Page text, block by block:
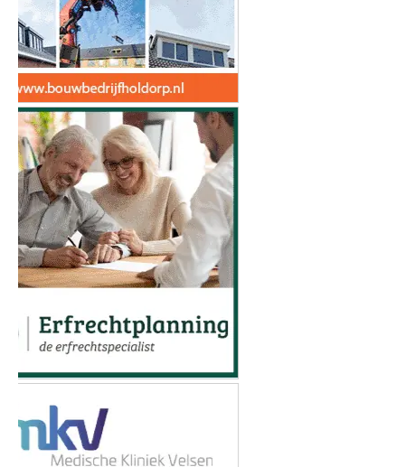
Betaalbare trouwringen kopen: zo
bespaar je zonder in te leveren op
kwaliteit
Hotels in Sneek
ONZEPARTNERS